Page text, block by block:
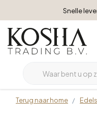
Snelle
Terug naar home